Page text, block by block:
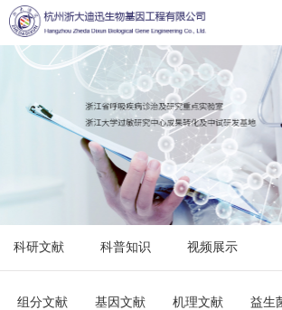
科研文献 科普知识 视频展示
组分文献 基因文献 机理文献 益生
关于我们
公司介绍
企业文化
发展历程
新闻动态
企业动态
展会信息
行业动态
产品介绍
新型冠状病毒（
过敏原特异
食物特异性抗
过敏知识
科研文献
科普知识